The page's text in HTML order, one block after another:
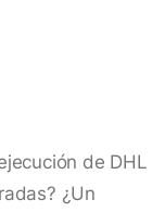
de DHL
¿Un